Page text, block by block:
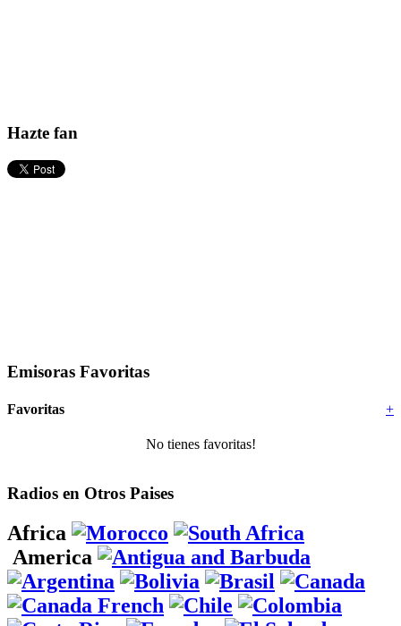
Hazte fan
Emisoras Favoritas
+
Favoritas
No tienes favoritas!
Radios en Otros Paises
Africa
America